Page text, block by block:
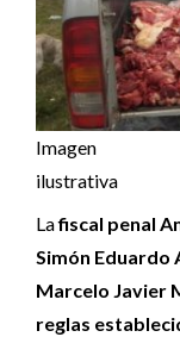
Imagen
ilustrativa
Lafiscal penal
Simón Eduardo
Marcelo Javier
reglas